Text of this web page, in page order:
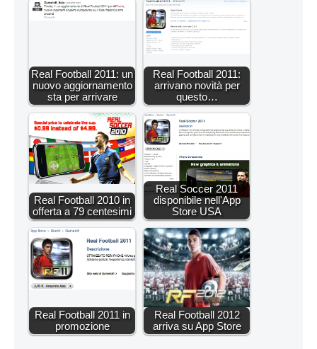
Real Football 2011: un
nuovo aggiornamento
sta per arrivare
Real Football 2011:
arrivano novità per
questo…
Real Football 2010 in
offerta a 79 centesimi
Real Soccer 2011
disponibile nell'App
Store USA
Real Football 2011 in
promozione
Real Football 2012
arriva su App Store